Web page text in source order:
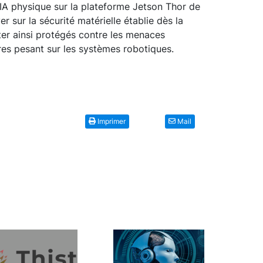
physique sur la plateforme Jetson Thor de
sur la sécurité matérielle établie dès la
ainsi protégés contre les menaces
pesant sur les systèmes robotiques.
Imprimer Mail